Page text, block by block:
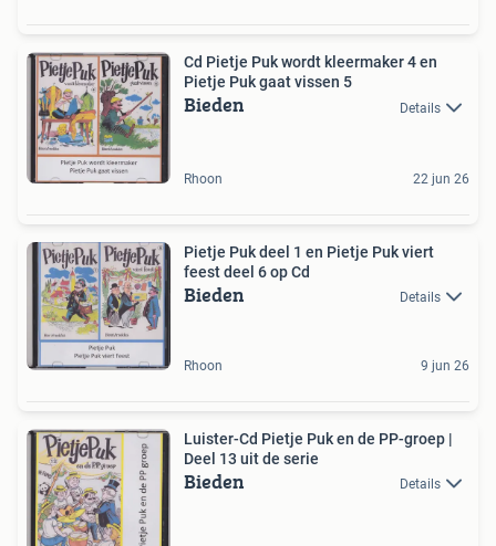
Cd Pietje Puk wordt kleermaker 4 en
Pietje Puk gaat vissen 5
Bieden Details
Rhoon 22 jun 26
Pietje Puk deel 1 en Pietje Puk viert
feest deel 6 op Cd
Bieden Details
Rhoon 9 jun 26
Luister-Cd Pietje Puk en de PP-groep |
Deel 13 uit de serie
Bieden Details